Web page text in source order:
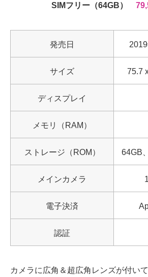
SIMフリー（64GB）
発売日
サイズ 75.7
ディスプレイ
メモリ（RAM）
ストレージ（ROM） 64GB
メインカメラ
電子決済
認証
カメラに広角＆超広角レンズが付い